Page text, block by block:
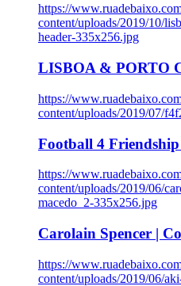
https://
content/uploads/2019/10/
header-335x256.jpg
LISBOA & PORTO
https://
content/uploads/2019/07/
Football 4 Friendship
https://
content/uploads/2019/06/
macedo_2-335x256.jpg
Carolain Spencer |
https://
content/uploads/2019/06/